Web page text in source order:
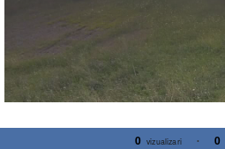
0 vizualizari • 0